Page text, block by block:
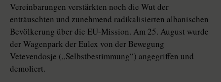
Vereinbarungen verstärkten noch die Wut der
enttäuschten und zunehmend radikalisierten albanischen
Bevölkerung über die EU-Mission. Am 25. August wurde
der Wagenpark der Eulex von der Bewegung
Vetevendosje („Selbstbestimmung“) angegriffen und
demoliert.